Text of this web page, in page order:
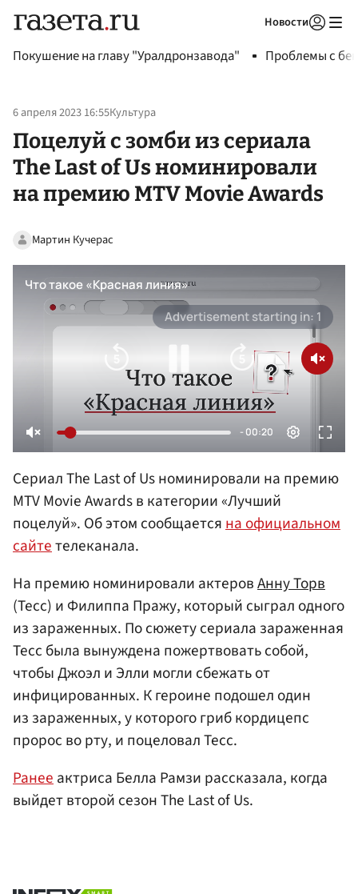
Новости
Покушение на главу "Уралдронзавода" Проблемы с
6 апреля 2023 16:55Культура
Поцелуй с зомби из сериала
The Last of Us номинировали
на премию MTV Movie Awards
Мартин Кучерас
Сериал The Last of Us номинировали на премию
MTV Movie Awards в категории «Лучший
поцелуй». Об этом сообщаетсяна официальном
сайтетелеканала.
На премию номинировали актеровАнну Торв
(Тесс) и Филиппа Пражу, который сыграл одного
из зараженных. По сюжету сериала зараженная
Тесс была вынуждена пожертвовать собой,
чтобы Джоэл и Элли могли сбежать от
инфицированных. К героине подошел один
из зараженных, у которого гриб кордицепс
пророс во рту, и поцеловал Тесс.
Ранееактриса Белла Рамзи рассказала, когда
выйдет второй сезон The Last of Us.